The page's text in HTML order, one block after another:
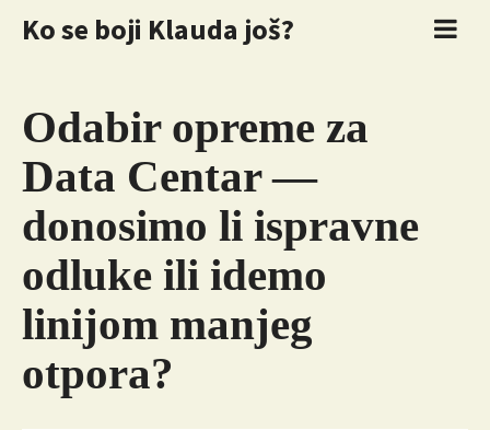
Ko se boji Klauda još?
Odabir opreme za
Data Centar —
donosimo li ispravne
odluke ili idemo
linijom manjeg
otpora?